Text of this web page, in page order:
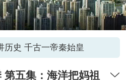
历史 千古一帝秦始皇
第五集：海洋把妈祖